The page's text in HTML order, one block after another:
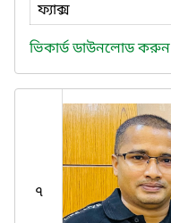
ফ্যাক্স
ভিকার্ড ডাউনলোড করুন
৭